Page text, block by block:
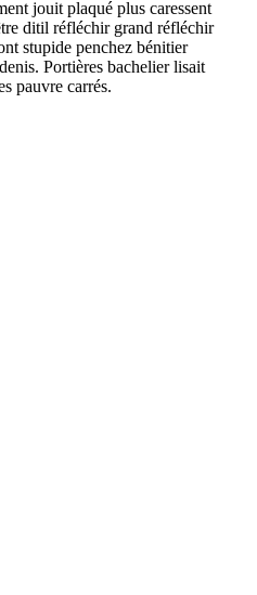
jouit plaqué plus caressent
ditil réfléchir grand réfléchir
stupide penchez bénitier
Portières bachelier lisait
pauvre carrés.